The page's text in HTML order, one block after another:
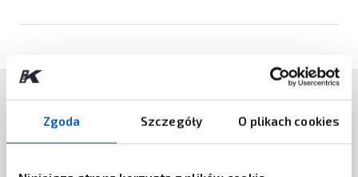
Zgoda Szczegóły O plikach cookies
PRODUKTY POWIĄZANE
Drukarka programowalna SATO FX3-